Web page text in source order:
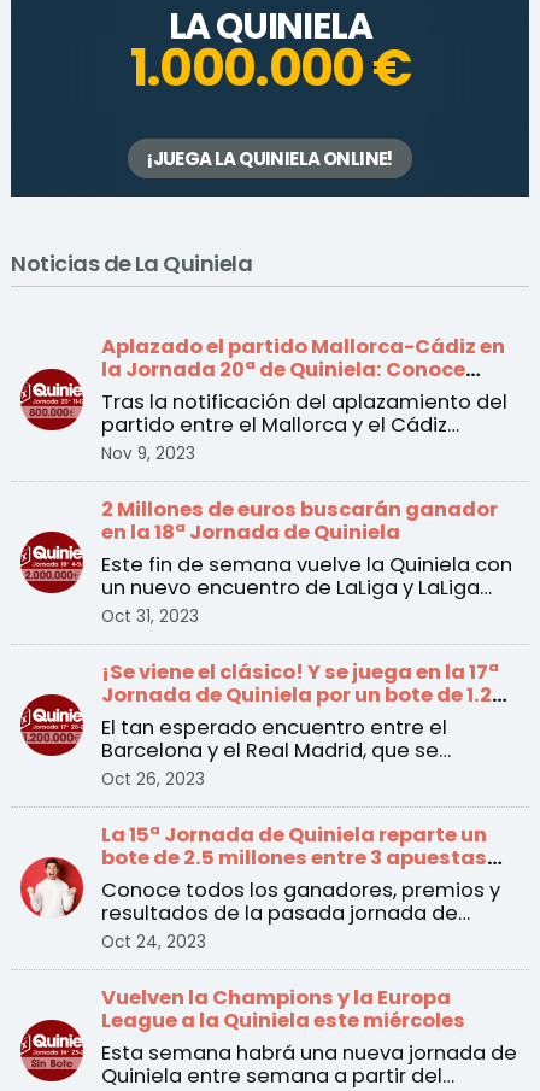
LA QUINIELA
1.000.000 €
¡JUEGA LA QUINIELA ONLINE!
Noticias de La Quiniela
Aplazado el partido Mallorca-Cádiz en
la Jornada 20ª de Quiniela: Conoce
todos los cambios
Tras la notificación del aplazamiento del
partido entre el Mallorca y el Cádiz
incluido en la 20 ...
Nov 9, 2023
2 Millones de euros buscarán ganador
en la 18ª Jornada de Quiniela
Este fin de semana vuelve la Quiniela con
un nuevo encuentro de LaLiga y LaLiga
Hypermotion a pa ...
Oct 31, 2023
¡Se viene el clásico! Y se juega en la 17ª
Jornada de Quiniela por un bote de 1.2
millones de euros
El tan esperado encuentro entre el
Barcelona y el Real Madrid, que se
Oct 26, 2023
La 15ª Jornada de Quiniela reparte un
bote de 2.5 millones entre 3 apuestas
ganadoras
Conoce todos los ganadores, premios y
resultados de la pasada jornada de
Quiniela
Oct 24, 2023
Vuelven la Champions y la Europa
League a la Quiniela este miércoles
Esta semana habrá una nueva jornada de
Quiniela entre semana a partir del